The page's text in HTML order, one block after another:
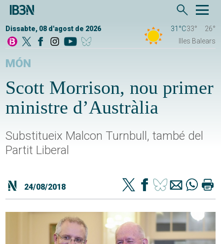
Dissabte, 08 d'agost de 2026 31°C33°
26°
Illes Balears
MÓN
Scott Morrison, nou primer
ministre d’Austràlia
Substitueix Malcon Turnbull, també del
Partit Liberal
24/08/2018